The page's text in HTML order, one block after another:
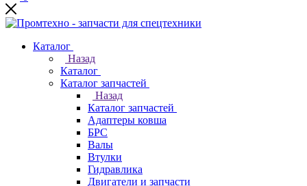
Каталог
Назад
Каталог
Каталог запчастей
Назад
Каталог запчастей
Адаптеры ковша
БРС
Валы
Втулки
Гидравлика
Двигатели и запчасти